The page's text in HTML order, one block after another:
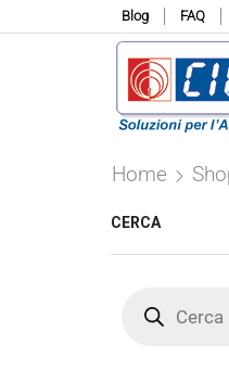
Blog FAQ
Home
CERCA
search